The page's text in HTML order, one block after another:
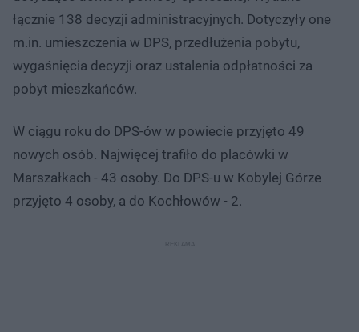
łącznie 138 decyzji administracyjnych. Dotyczyły one
m.in. umieszczenia w DPS, przedłużenia pobytu,
wygaśnięcia decyzji oraz ustalenia odpłatności za
pobyt mieszkańców.
W ciągu roku do DPS-ów w powiecie przyjęto 49
nowych osób. Najwięcej trafiło do placówki w
Marszałkach - 43 osoby. Do DPS-u w Kobylej Górze
przyjęto 4 osoby, a do Kochłowów - 2.